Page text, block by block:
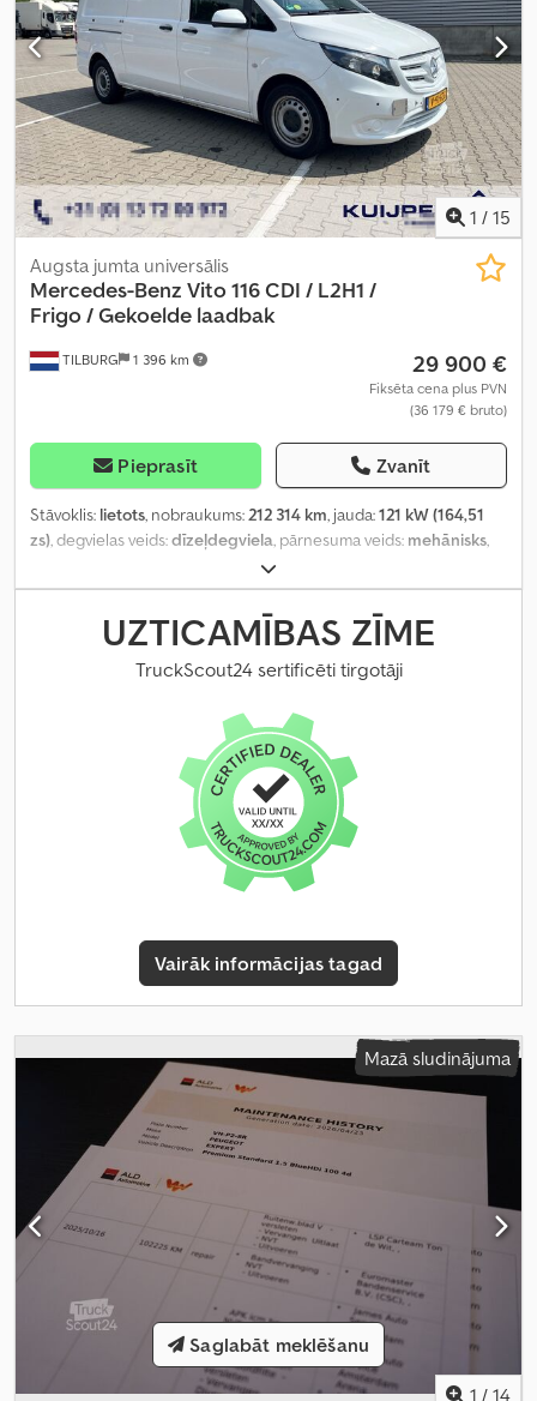
1 / 15
TILBURG 1 396 km
Augsta jumta universālis
Mercedes-Benz Vito 116 CDI / L2H1 /
Frigo / Gekoelde laadbak
29 900 €
Fiksēta cena plus PVN
(36 179 € bruto)
Pieprasīt Zvanīt
Stāvoklis: lietots, nobraukums:212 314 km, jauda:121 kW (164,51
zs), degvielas veids:dīzeļdegviela, pārnesuma veids: mehānisks,
, riteņu bāze:
08/2022, degvielas tvertnes tilpums:70 l, CO₂ izmeši:232 g/km,
emisijas klase:Euro 6 , krāsa: balts, sēdvietu skaits:3
, Ražošanas
2022, Aprīkojums:ABS, borta dators, bīdāmās durvis,
centrālā atslēga, elektroniskā stabilitātes programma (ESP),
kontrole, stāvvietas sensori, stūres pastiprinātājs, sēdekļa
apsilde, vilces kontroles sistēma,
UZTICAMĪBAS ZĪME
TruckScout24 sertificēti tirgotāji
Vairāk informācijas tagad
Mazā sludinājuma
1 / 14
Saglabāt meklēšanu